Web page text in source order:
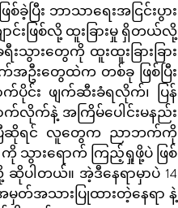
ခဲ့ပြီး ဘာသာရေးအငြင်းပွား
င်းဖြစ်လို့ ထူးခြားမှု ရှိတယ်လို့
ားတွေကို ထူးထူးခြားခြား
အဦးတွေထဲက တစ်ခု ဖြစ်ပြီး
င်း ဖျက်ဆီးခံရလိုက်၊ ပြန်
လိုက်နဲ့ အကြိမ်ပေါင်းမနည်း
ဝင်ပြီဆိုရင် လူတွေက ညာဘက်ကို
ကို သွားရောက် ကြည့်ရှုဖို့ပဲ ဖြစ်
ါတယ်။ အဲ့ဒီနေရာမှာပဲ 14
မှတ်အသားပြုထားတဲ့နေရာ နဲ့